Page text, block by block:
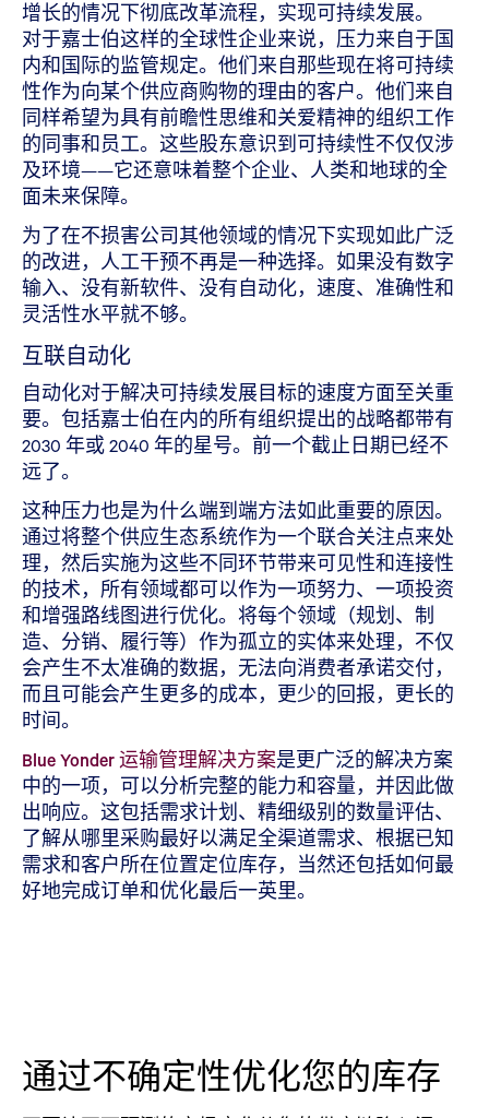
增长的情况下彻底改革流程，实现可持续发展。
对于嘉士伯这样的全球性企业来说，压力来自于国
内和国际的监管规定。他们来自那些现在将可持续
性作为向某个供应商购物的理由的客户。他们来自
同样希望为具有前瞻性思维和关爱精神的组织工作
的同事和员工。这些股东意识到可持续性不仅仅涉
及环境——它还意味着整个企业、人类和地球的全
面未来保障。
为了在不损害公司其他领域的情况下实现如此广泛
的改进，人工干预不再是一种选择。如果没有数字
输入、没有新软件、没有自动化，速度、准确性和
灵活性水平就不够。
互联自动化
自动化对于解决可持续发展目标的速度方面至关重
要。包括嘉士伯在内的所有组织提出的战略都带有
2030 年或 2040 年的星号。前一个截止日期已经不
远了。
这种压力也是为什么端到端方法如此重要的原因。
通过将整个供应生态系统作为一个联合关注点来处
理，然后实施为这些不同环节带来可见性和连接性
的技术，所有领域都可以作为一项努力、一项投资
和增强路线图进行优化。将每个领域（规划、制
造、分销、履行等）作为孤立的实体来处理，不仅
会产生不太准确的数据，无法向消费者承诺交付，
而且可能会产生更多的成本，更少的回报，更长的
时间。
Blue Yonder 运输管理解决方案是更广泛的解决方案
中的一项，可以分析完整的能力和容量，并因此做
出响应。这包括需求计划、精细级别的数量评估、
了解从哪里采购最好以满足全渠道需求、根据已知
需求和客户所在位置定位库存，当然还包括如何最
好地完成订单和优化最后一英里。
通过不确定性优化您的库存